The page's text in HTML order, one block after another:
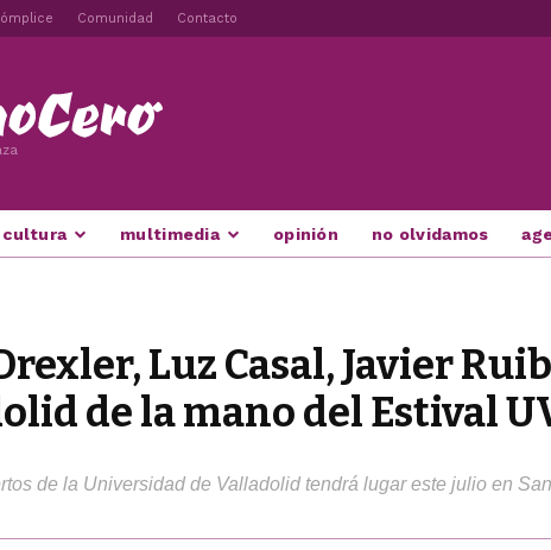
Comunidad Contacto
cultura multimedia opinión no olvidamos
Luz Casal, Javier
de la mano del Estival
de la Universidad de Valladolid tendrá lugar este julio en